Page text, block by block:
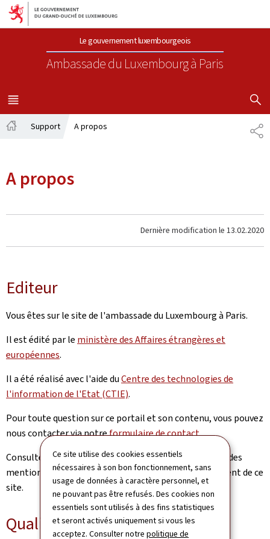
Ce site utilise des cookies essentiels
nécessaires à son bon fonctionnement, sans
usage de données à caractère personnel, et
ne pouvant pas être refusés. Des cookies non
essentiels sont utilisés à des fins statistiques
et seront activés uniquement si vous les
acceptez. Consulter notrepolitique de
Aller au menu principal
Aller au contenu
Le gouvernement luxembourgeois
Ambassade du Luxembourgà Paris
MENU
PRINCIPAL
Support A propos
A propos
Dernière modification le 13.02.2020
Editeur
Vous êtes sur le site de l'ambassade du Luxembourg à Paris.
Il est édité par le ministère des Affaires étrangères et
européennes.
Il a été réalisé avec l'aide duCentre des technologies de
l'information de l'Etat (CTIE).
Pour toute question sur ce portail et son contenu, vous pouvez
nous contacter via notreformulaire de contact.
Consultez lanotice légalepour prendre connaissance des
mentions légales et des informations sur l’hébergement de ce
site.
Qualité